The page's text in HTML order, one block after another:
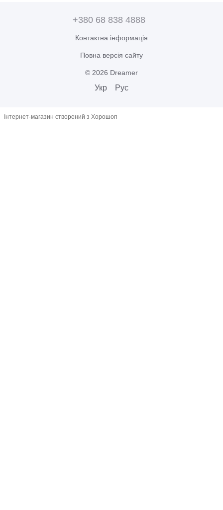
+380 68 838 4888
Контактна інформація
Повна версія сайту
© 2026 Dreamer
Укр Рус
Інтернет-магазин створений з Хорошоп